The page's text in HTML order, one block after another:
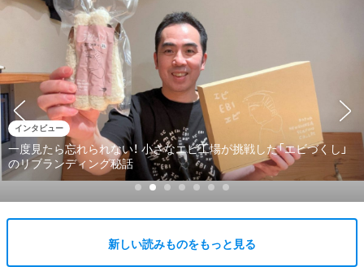
インタビュー
一度見たら忘れられない！ 小さなエビ工場が挑戦した「エビづくし」
のリブランディング秘話
新しい読みものをもっと見る